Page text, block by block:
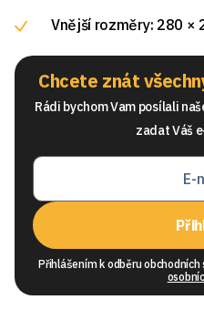
Vnější rozměry: 280 ×
Chcete znát
Rádi bychom Vam posílali
zadat Váš
Přihlášením k odběru obchodních